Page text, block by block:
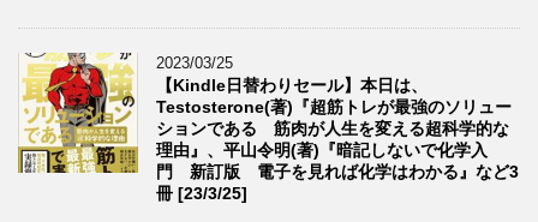
2023/03/25
【Kindle日替わりセール】本日は、
Testosterone(著)『超筋トレが最強のソリュー
ションである 筋肉が人生を変える超科学的な
理由』、平山令明(著)『暗記しないで化学入
門 新訂版 電子を見れば化学はわかる』など3
冊 [23/3/25]